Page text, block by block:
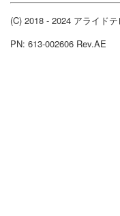
(C) 2018 - 2024 アライド
PN: 613-002606 Rev.AE